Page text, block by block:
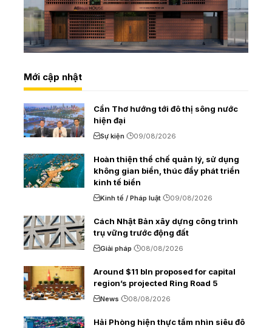
Mới cập nhật
Cần Thơ hướng tới đô thị sông nước
hiện đại
Sự kiện 09/08/2026
Hoàn thiện thể chế quản lý, sử dụng
không gian biển, thúc đẩy phát triển
kinh tế biển
Kinh tế / Pháp luật 09/08/2026
Cách Nhật Bản xây dựng công trình
trụ vững trước động đất
Giải pháp 08/08/2026
Around $11 bln proposed for capital
region’s projected Ring Road 5
News 08/08/2026
Hải Phòng hiện thực tầm nhìn siêu đô